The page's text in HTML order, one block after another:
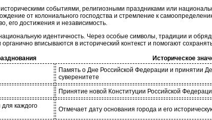
историческими событиями, религиозными праздниками или
от колониального господства и стремление к
его достижения и независимость.
идентичность. Через особые символы, традиции и
вписываются в исторический контекст и помогают
Историческое
Память о Дне Российской Федерации и принятии
суверенитете
Принятие новой Конституции Российской
каждого
Отмечает дату основания города и его